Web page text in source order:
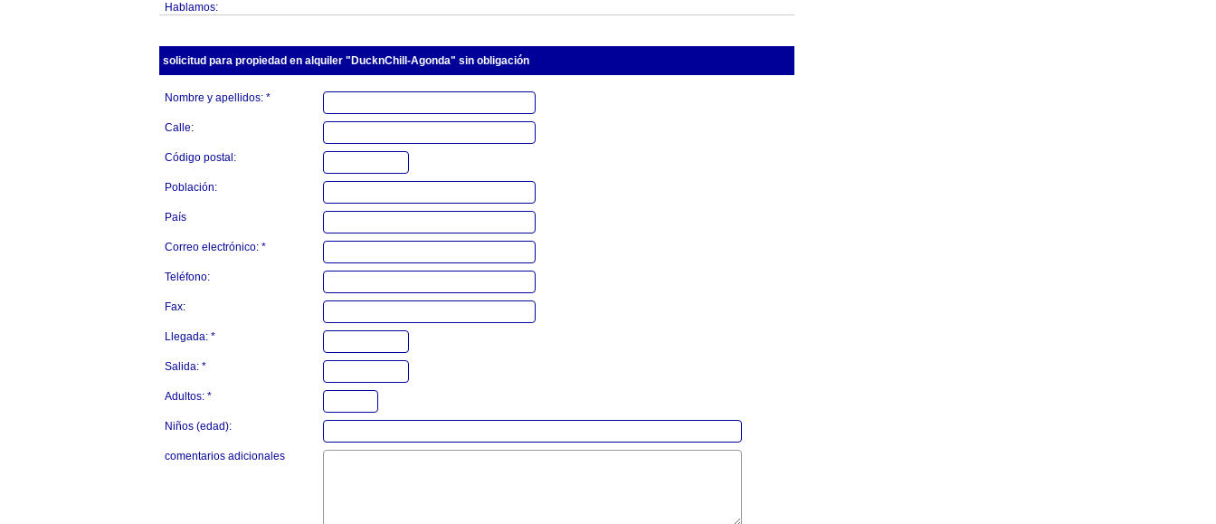
Hablamos:
solicitud para propiedad en alquiler "DucknChill-Agonda" sin obligación
Nombre y apellidos: *
Calle:
Código postal:
Población:
País
Correo electrónico: *
Teléfono:
Fax:
Llegada: *
Salida: *
Adultos: *
Niños (edad):
comentarios adicionales